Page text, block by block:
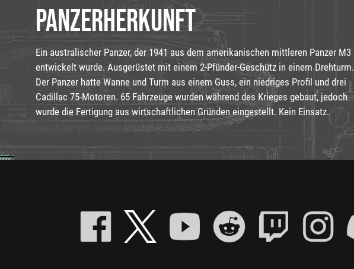
PANZERHERKUNFT
Ein australischer Panzer, der 1941 aus dem amerikanischen mittleren Panzer M3
entwickelt wurde. Ausgerüstet mit einem 2-Pfünder-Geschütz in einem Drehturm.
Der Panzer hatte Wanne und Turm aus einem Guss, ein niedriges Profil und drei
Cadillac 75-Motoren. 65 Fahrzeuge wurden während des Krieges gebaut, jedoch
wurde die Fertigung aus wirtschaftlichen Gründen eingestellt. Kein Einsatz.